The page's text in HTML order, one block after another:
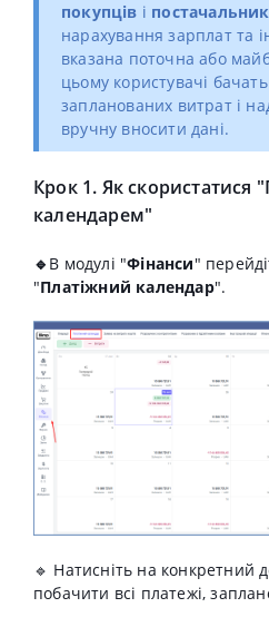
покупців і
нарахування зарплат та
вказана поточна або
цьому користувачі
запланованих витрат і
вручну вносити дані.
Крок 1. Як скористатися
календарем"
🔹 В модулі "Фінанси"
"Платіжний календар".
🔹 Натисніть на конкретний
побачити всі платежі,